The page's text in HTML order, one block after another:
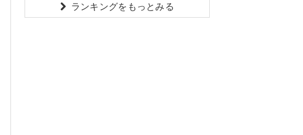
ランキングをもっとみる